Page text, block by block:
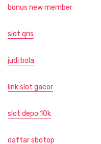
bonus new member
slot qris
judi bola
link slot gacor
slot depo 10k
daftar sbotop